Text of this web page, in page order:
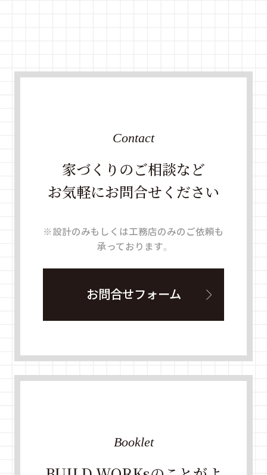
家づくりのご相談など
お気軽にお問合せください
Contact
※設計のみもしくは工務店のみのご依頼も
承っております。
お問合せフォーム
Booklet